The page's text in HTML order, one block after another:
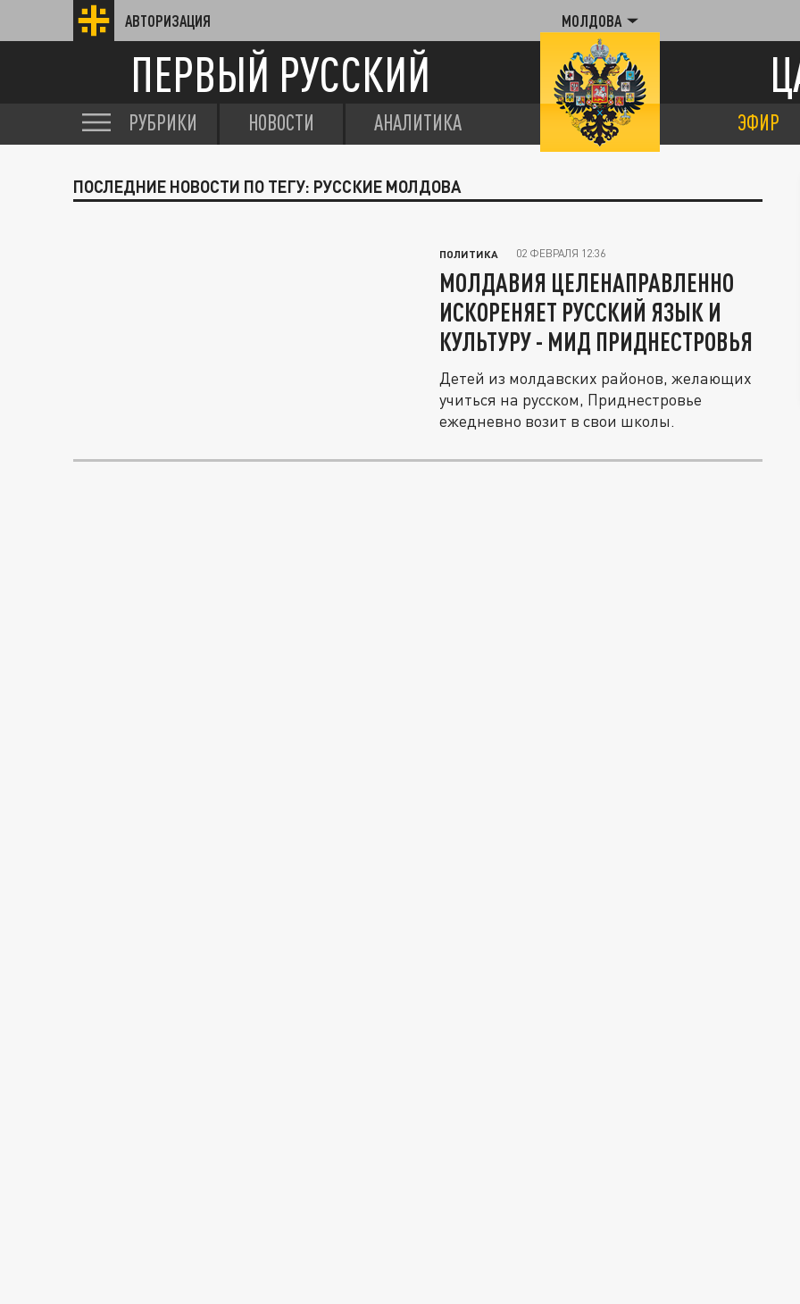
АВТОРИЗАЦИЯ МОЛДОВА
ПЕРВЫЙ РУССКИЙ
РУБРИКИ НОВОСТИ АНАЛИТИКА ЭФИР
ПОСЛЕДНИЕ НОВОСТИ ПО ТЕГУ: РУССКИЕ МОЛДОВА
ПОЛИТИКА 02 ФЕВРАЛЯ 12:36
МОЛДАВИЯ ЦЕЛЕНАПРАВЛЕННО
ИСКОРЕНЯЕТ РУССКИЙ ЯЗЫК И
КУЛЬТУРУ - МИД ПРИДНЕСТРОВЬЯ
Детей из молдавских районов, желающих
учиться на русском, Приднестровье
ежедневно возит в свои школы.